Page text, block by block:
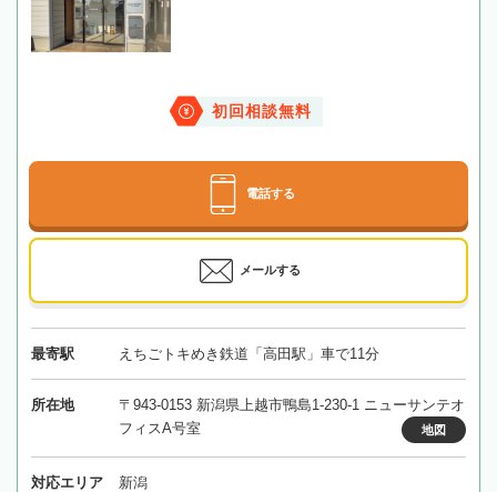
初回相談無料
電話する
メールする
最寄駅 えちごトキめき鉄道「高田駅」車で11分
所在地
〒943-0153 新潟県上越市鴨島1-230-1 ニューサンテオ
フィスA号室
地図
対応エリア 新潟